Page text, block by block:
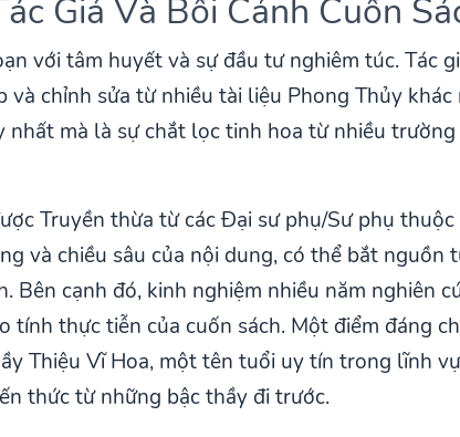
Giả Và Bối Cảnh Cuốn
với tâm huyết và sự đầu tư nghiêm túc. Tác
chỉnh sửa từ nhiều tài liệu Phong Thủy
mà là sự chắt lọc tinh hoa từ nhiều
Truyền thừa từ các Đại sư phụ/Sư phụ
và chiều sâu của nội dung, có thể bắt
Bên cạnh đó, kinh nghiệm nhiều năm nghiên
tính thực tiễn của cuốn sách. Một điểm đáng
Thiệu Vĩ Hoa, một tên tuổi uy tín trong lĩnh
thức từ những bậc thầy đi trước.